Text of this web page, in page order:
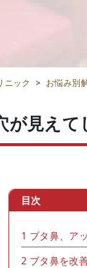
ニック > お悩み別
が見え
目次
1 ブタ鼻、ア
2 ブタ鼻を改